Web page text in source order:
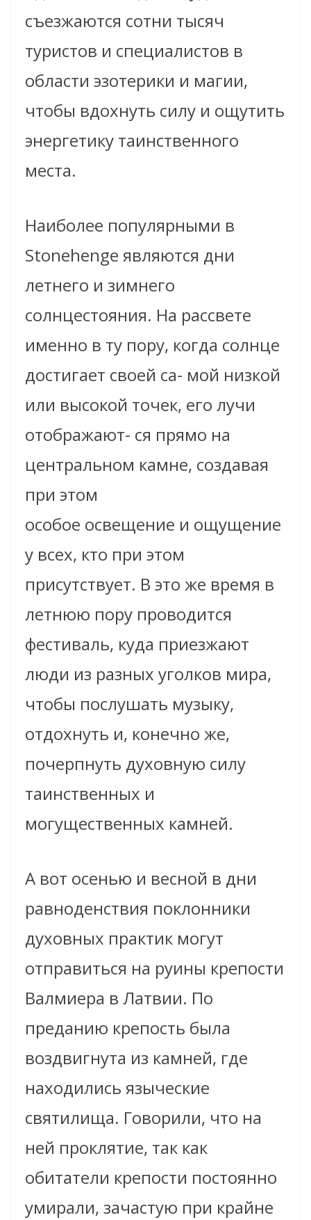
съезжаются сотни тысяч
туристов и специалистов в
области эзотерики и магии,
чтобы вдохнуть силу и ощутить
энергетику таинственного
места.
Наиболее популярными в
Stonehenge являются дни
летнего и зимнего
солнцестояния. На рассвете
именно в ту пору, когда солнце
достигает своей са- мой низкой
или высокой точек, его лучи
отображают- ся прямо на
центральном камне, создавая
при этом
особое освещение и ощущение
у всех, кто при этом
присутствует. В это же время в
летнюю пору проводится
фестиваль, куда приезжают
люди из разных уголков мира,
чтобы послушать музыку,
отдохнуть и, конечно же,
почерпнуть духовную силу
таинственных и
могущественных камней.
А вот осенью и весной в дни
равноденствия поклонники
духовных практик могут
отправиться на руины крепости
Валмиера в Латвии. По
преданию крепость была
воздвигнута из камней, где
находились языческие
святилища. Говорили, что на
ней проклятие, так как
обитатели крепости постоянно
умирали, зачастую при крайне